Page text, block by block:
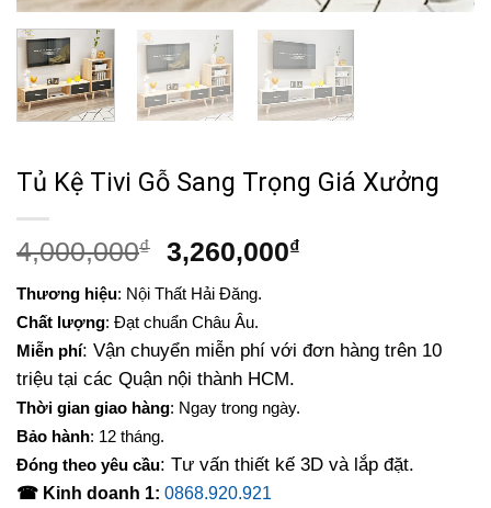
Tủ Kệ Tivi Gỗ Sang Trọng Giá Xưởng
4,000,000₫
Giá
là:
4,000,000₫.
3,260,000₫Giá
3,260,000₫.
Thương hiệu: Nội Thất Hải Đăng.
Chất lượng: Đạt chuẩn Châu Âu.
Miễn phí: Vận chuyển miễn phí với đơn hàng trên 10
triệu tại các Quận nội thành HCM.
Thời gian giao hàng: Ngay trong ngày.
Bảo hành: 12 tháng.
Đóng theo yêu cầu: Tư vấn thiết kế 3D và lắp đặt.
☎ Kinh doanh 1: 0868.920.921